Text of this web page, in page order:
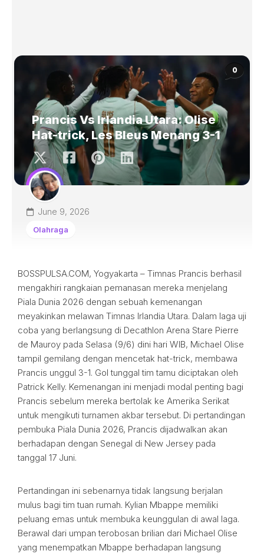
0
Prancis Vs Irlandia Utara: Olise
Hat-trick, Les Bleus Menang 3-1
June 9, 2026
Olahraga
BOSSPULSA.COM, Yogyakarta – Timnas Prancis berhasil
mengakhiri rangkaian pemanasan mereka menjelang
Piala Dunia 2026 dengan sebuah kemenangan
meyakinkan melawan Timnas Irlandia Utara. Dalam laga uji
coba yang berlangsung di Decathlon Arena Stare Pierre
de Mauroy pada Selasa (9/6) dini hari WIB, Michael Olise
tampil gemilang dengan mencetak hat-trick, membawa
Prancis unggul 3-1. Gol tunggal tim tamu diciptakan oleh
Patrick Kelly. Kemenangan ini menjadi modal penting bagi
Prancis sebelum mereka bertolak ke Amerika Serikat
untuk mengikuti turnamen akbar tersebut. Di pertandingan
pembuka Piala Dunia 2026, Prancis dijadwalkan akan
berhadapan dengan Senegal di New Jersey pada
tanggal 17 Juni.
Pertandingan ini sebenarnya tidak langsung berjalan
mulus bagi tim tuan rumah. Kylian Mbappe memiliki
peluang emas untuk membuka keunggulan di awal laga.
Berawal dari umpan terobosan brilian dari Michael Olise
yang menempatkan Mbappe berhadapan langsung